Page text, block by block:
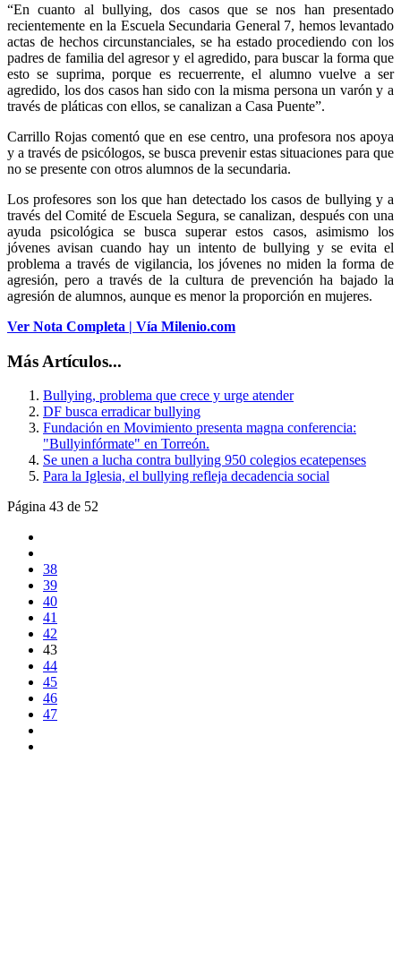
“En cuanto al bullying, dos casos que se nos han presentado
recientemente en la Escuela Secundaria General 7, hemos levantado
actas de hechos circunstanciales, se ha estado procediendo con los
padres de familia del agresor y el agredido, para buscar la forma que
esto se suprima, porque es recuerrente, el alumno vuelve a ser
agredido, los dos casos han sido con la misma persona un varón y a
través de pláticas con ellos, se canalizan a Casa Puente”.
Carrillo Rojas comentó que en ese centro, una profesora nos apoya
y a través de psicólogos, se busca prevenir estas situaciones para que
no se presente con otros alumnos de la secundaria.
Los profesores son los que han detectado los casos de bullying y a
través del Comité de Escuela Segura, se canalizan, después con una
ayuda psicológica se busca superar estos casos, asimismo los
jóvenes avisan cuando hay un intento de bullying y se evita el
problema a través de vigilancia, los jóvenes no miden la forma de
agresión, pero a través de la cultura de prevención ha bajado la
agresión de alumnos, aunque es menor la proporción en mujeres.
Ver Nota Completa | Vía Milenio.com
Más Artículos...
Bullying, problema que crece y urge atender
DF busca erradicar bullying
Fundación en Movimiento presenta magna conferencia:
"Bullyinfórmate" en Torreón.
Se unen a lucha contra bullying 950 colegios ecatepenses
Para la Iglesia, el bullying refleja decadencia social
Página 43 de 52
38
39
40
41
42
43
44
45
46
47